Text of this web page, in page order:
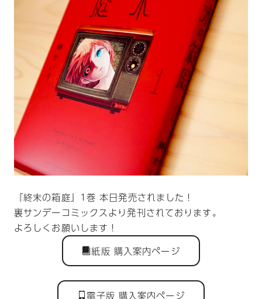
『終末の箱庭』1巻 本日発売されました！
裏サンデーコミックスより発刊されております。
よろしくお願いします！
紙版 購入案内ページ
電子版 購入案内ページ